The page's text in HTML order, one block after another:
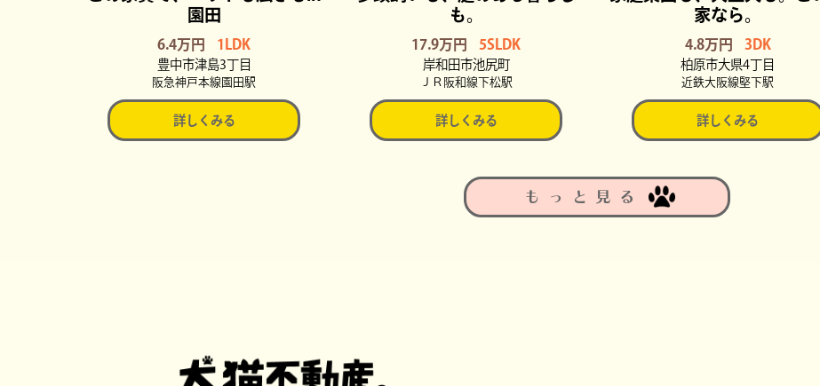
園田
6.4万円 1LDK
豊中市津島3丁目
阪急神戸本線園田駅
詳しくみる
も。
17.9万円 5SLDK
岸和田市池尻町
ＪＲ阪和線下松駅
詳しくみる
家なら。
4.8万円 3DK
柏原市大県4丁目
近鉄大阪線堅下駅
詳しくみる
もっと見る